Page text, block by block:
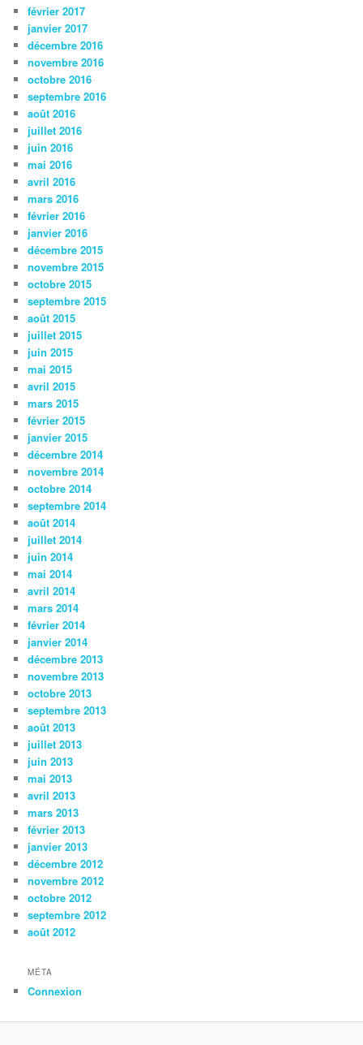
février 2017
janvier 2017
décembre 2016
novembre 2016
octobre 2016
septembre 2016
août 2016
juillet 2016
juin 2016
mai 2016
avril 2016
mars 2016
février 2016
janvier 2016
décembre 2015
novembre 2015
octobre 2015
septembre 2015
août 2015
juillet 2015
juin 2015
mai 2015
avril 2015
mars 2015
février 2015
janvier 2015
décembre 2014
novembre 2014
octobre 2014
septembre 2014
août 2014
juillet 2014
juin 2014
mai 2014
avril 2014
mars 2014
février 2014
janvier 2014
décembre 2013
novembre 2013
octobre 2013
septembre 2013
août 2013
juillet 2013
juin 2013
mai 2013
avril 2013
mars 2013
février 2013
janvier 2013
décembre 2012
novembre 2012
octobre 2012
septembre 2012
août 2012
MÉTA
Connexion